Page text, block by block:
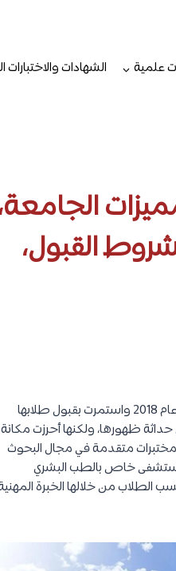
علمية الشهادات والاختبارات
القبول،
الخاصة المتميزة. تأسست الجامعة في عام 2018 واستمرت بقبول طلابها
من حداثة ظهورها، ولكنها أحرزت مكانة
مختبرات متقدمة في مجال البحوث
مستشفى خاص بالطب البشري
من خلالها الخبرة